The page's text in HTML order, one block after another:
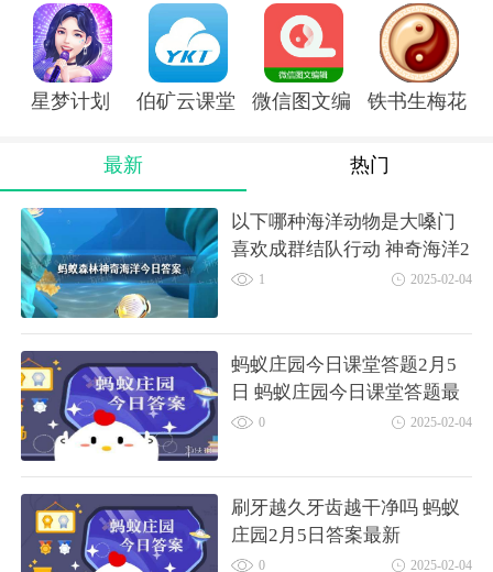
星梦计划 伯矿云课堂手机版微信图文编辑大师软件
铁书生梅花
最新 热门
以下哪种海洋动物是大嗓门
喜欢成群结队行动 神奇海洋2
月3日答案
1 2025-02-04
蚂蚁庄园今日课堂答题2月5
日 蚂蚁庄园今日课堂答题最
新答案
0 2025-02-04
刷牙越久牙齿越干净吗 蚂蚁
庄园2月5日答案最新
0 2025-02-04